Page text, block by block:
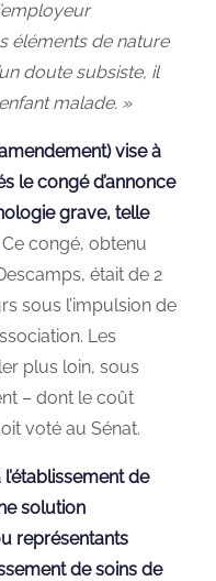
éléments de nature
doute subsiste, il
malade. »
vise à
le congé d’annonce
grave, telle
Ce congé, obtenu
était de 2
sous l’impulsion de
Les
plus loin, sous
– dont le coût
voté au Sénat.
de
solution
représentants
de soins de